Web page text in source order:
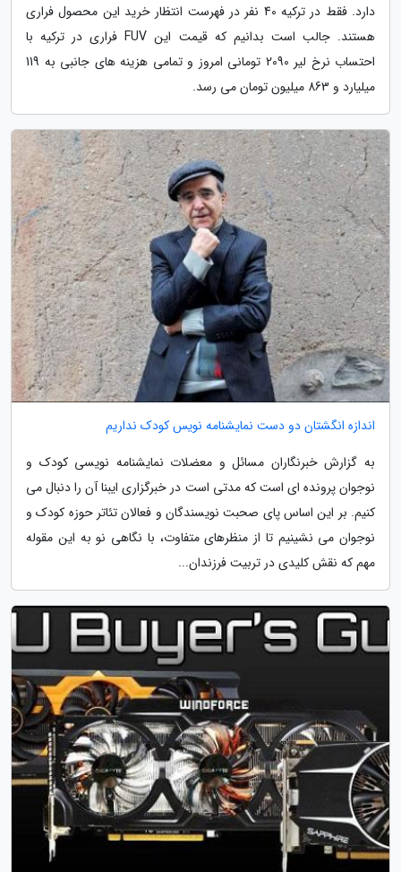
دارد. فقط در ترکیه 40 نفر در فهرست انتظار خرید این محصول فراری
هستند. جالب است بدانیم که قیمت این FUV فراری در ترکیه با
احتساب نرخ لیر 2090 تومانی امروز و تمامی هزینه های جانبی به 119
میلیارد و 863 میلیون تومان می رسد.
اندازه انگشتان دو دست نمایشنامه نویس کودک نداریم
به گزارش خبرنگاران مسائل و معضلات نمایشنامه نویسی کودک و
نوجوان پرونده ای است که مدتی است در خبرگزاری ایبنا آن را دنبال می
کنیم. بر این اساس پای صحبت نویسندگان و فعالان تئاتر حوزه کودک و
نوجوان می نشینیم تا از منظرهای متفاوت، با نگاهی نو به این مقوله
مهم که نقش کلیدی در تربیت فرزندان...